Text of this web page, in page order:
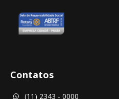
Contatos
 (11) 2343 - 0000